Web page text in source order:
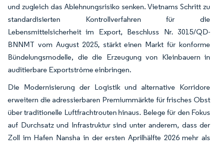
und zugleich das Ablehnungsrisiko senken. Vietnams Schritt zu
standardisierten Kontrollverfahren für die
Lebensmittelsicherheit im Export, Beschluss Nr. 3015/QD-
BNNMT vom August 2025, stärkt einen Markt für konforme
Bündelungsmodelle, die die Erzeugung von Kleinbauern in
auditierbare Exportströme einbringen.
Die Modernisierung der Logistik und alternative Korridore
erweitern die adressierbaren Premiummärkte für frisches Obst
über traditionelle Luftfrachtrouten hinaus. Belege für den Fokus
auf Durchsatz und Infrastruktur sind unter anderem, dass der
Zoll im Hafen Nansha in der ersten Aprilhälfte 2026 mehr als